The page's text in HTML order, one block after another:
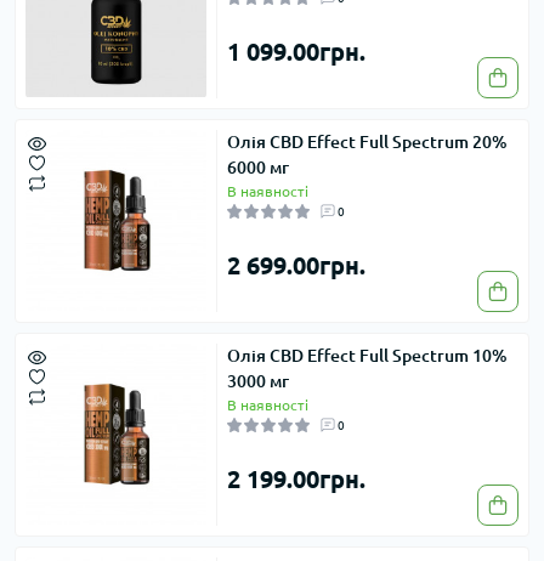
1 099.00грн.
Олія CBD Effect Full Spectrum 20%
6000 мг
В наявності
0
2 699.00грн.
Олія CBD Effect Full Spectrum 10%
3000 мг
В наявності
0
2 199.00грн.